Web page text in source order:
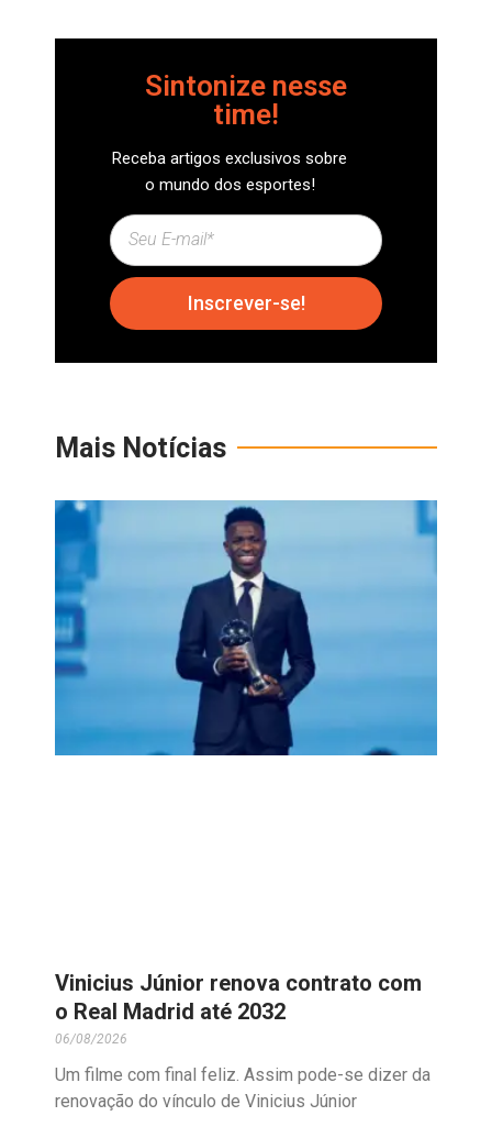
Sintonize nesse
time!
Receba artigos exclusivos sobre
o mundo dos esportes!
Inscrever-se!
Mais Notícias
Vinicius Júnior renova contrato com
o Real Madrid até 2032
06/08/2026
Um filme com final feliz. Assim pode-se dizer da
renovação do vínculo de Vinicius Júnior